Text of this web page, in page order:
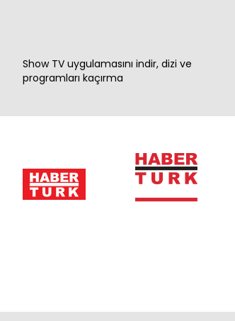
Show TV uygulamasını indir, dizi ve
programları kaçırma